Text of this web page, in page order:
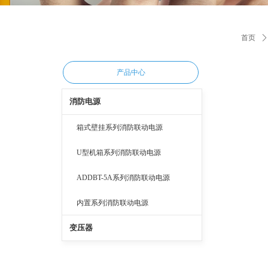
首页 ꄲ
消防电源
箱式壁挂系列消防联动电源
U型机箱系列消防联动电源
ADDBT-5A系列消防联动电源
内置系列消防联动电源
变压器
产品中心